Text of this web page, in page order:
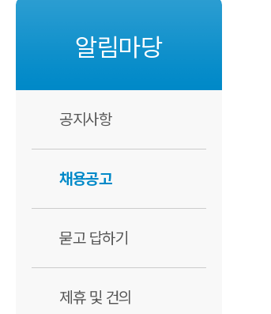
알림마당
공지사항
채용공고
묻고 답하기
제휴 및 건의